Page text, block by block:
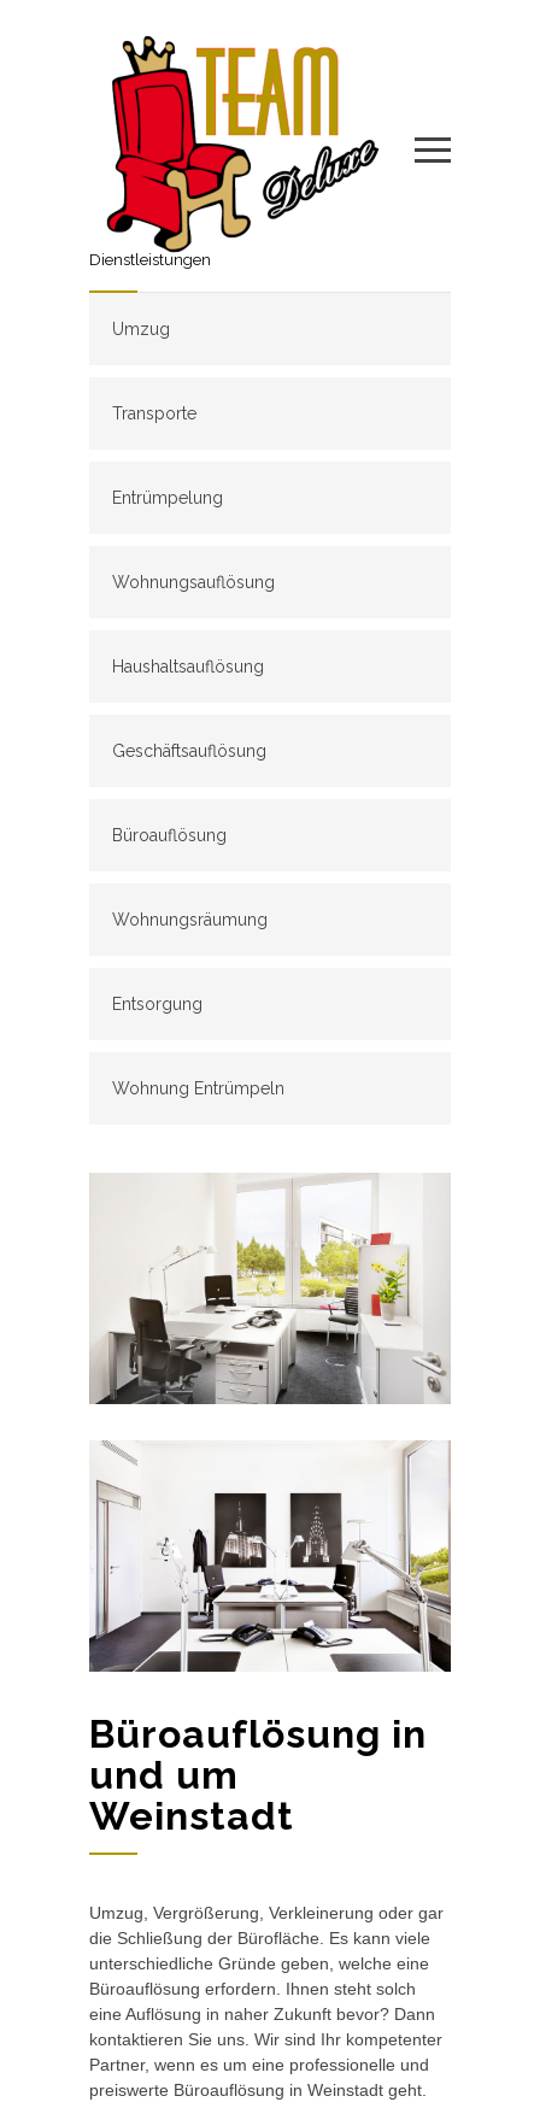
Dienstleistungen
Umzug
Transporte
Entrümpelung
Wohnungsauflösung
Haushaltsauflösung
Geschäftsauflösung
Büroauflösung
Wohnungsräumung
Entsorgung
Wohnung Entrümpeln
Büroauflösung in
und um
Weinstadt
Umzug, Vergrößerung, Verkleinerung oder gar
die Schließung der Bürofläche. Es kann viele
unterschiedliche Gründe geben, welche eine
Büroauflösung erfordern. Ihnen steht solch
eine Auflösung in naher Zukunft bevor? Dann
kontaktieren Sie uns. Wir sind Ihr kompetenter
Partner, wenn es um eine professionelle und
preiswerte Büroauflösung in Weinstadt geht.